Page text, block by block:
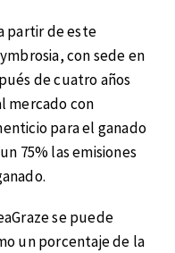
partir de este
con sede en
de cuatro años
mercado con
para el ganado
75% las emisiones
se puede
un porcentaje de la